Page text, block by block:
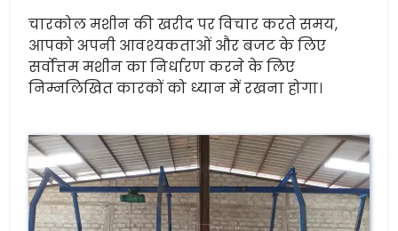
चारकोल मशीन की खरीद पर विचार करते समय,
आपको अपनी आवश्यकताओं और बजट के लिए
सर्वोत्तम मशीन का निर्धारण करने के लिए
निम्नलिखित कारकों को ध्यान में रखना होगा।